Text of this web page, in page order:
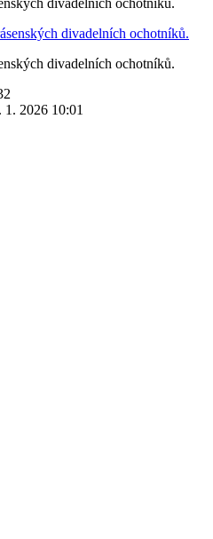
divadelních ochotníků.
1. 2026 10:01